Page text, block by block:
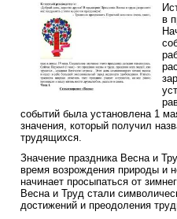
в
событий была установлена 1
значения, который получил
трудящихся.
Значение праздника Весна и
время возрождения природы и
начинает просыпаться от
Весна и Труд стали
достижений и преодоления